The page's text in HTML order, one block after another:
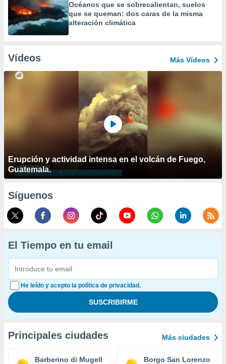
Océanos que se sobrecalientan, suelos
que se queman: dos caras de la misma
alteración climática
Vídeos Más Vídeos
Erupción y actividad intensa en el volcán de Fuego,
Guatemala.
Síguenos
El Tiempo en tu email
He leído y acepto la política de privacidad.
Principales ciudades Más ciudades
Barberino di Mugello Borgo San Lorenzo